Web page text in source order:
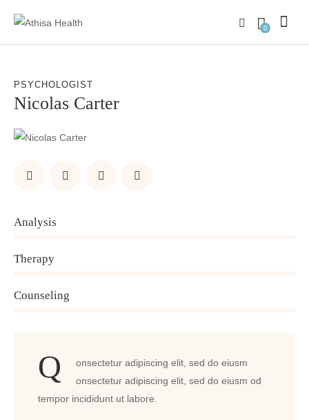
0
PSYCHOLOGIST
Nicolas Carter
Analysis
Therapy
Counseling
Q
onsectetur adipiscing elit, sed do eiusm
onsectetur adipiscing elit, sed do eiusm od
tempor incididunt ut labore.